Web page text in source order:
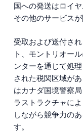
国への発送はロイ
その他のサービスが
受取および送付さ
ト、モントリオー
ンターを通じて処
された税関区域が
はカナダ国境警察
ラストラクチャに
しながら競争力の
す。